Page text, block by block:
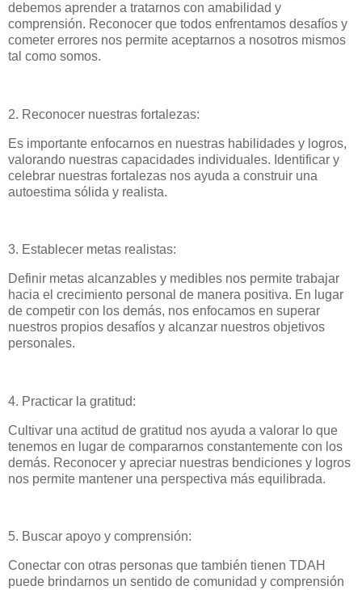
debemos aprender a tratarnos con amabilidad y
comprensión. Reconocer que todos enfrentamos desafíos y
cometer errores nos permite aceptarnos a nosotros mismos
tal como somos.
2. Reconocer nuestras fortalezas:
Es importante enfocarnos en nuestras habilidades y logros,
valorando nuestras capacidades individuales. Identificar y
celebrar nuestras fortalezas nos ayuda a construir una
autoestima sólida y realista.
3. Establecer metas realistas:
Definir metas alcanzables y medibles nos permite trabajar
hacia el crecimiento personal de manera positiva. En lugar
de competir con los demás, nos enfocamos en superar
nuestros propios desafíos y alcanzar nuestros objetivos
personales.
4. Practicar la gratitud:
Cultivar una actitud de gratitud nos ayuda a valorar lo que
tenemos en lugar de compararnos constantemente con los
demás. Reconocer y apreciar nuestras bendiciones y logros
nos permite mantener una perspectiva más equilibrada.
5. Buscar apoyo y comprensión:
Conectar con otras personas que también tienen TDAH
puede brindarnos un sentido de comunidad y comprensión